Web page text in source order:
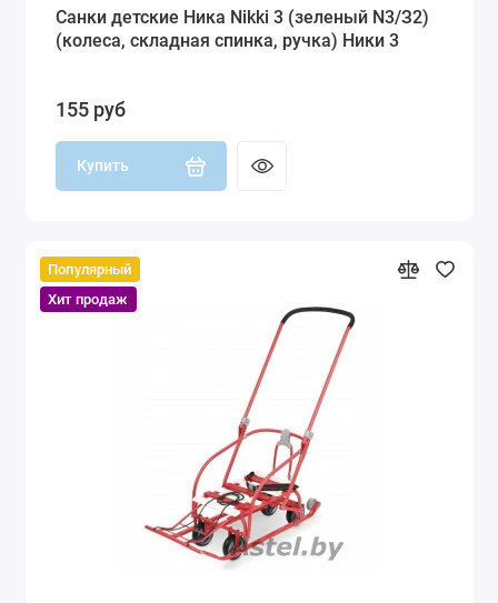
Санки детские Ника Nikki 3 (зеленый N3/З2)
(колеса, складная спинка, ручка) Ники 3
155 руб
Купить
Популярный
Хит продаж